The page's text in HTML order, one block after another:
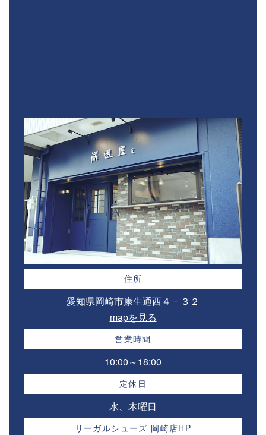
住所
愛知県岡崎市康生通西４－３２⁣
mapを見る
営業時間
10:00～18:00⁣
定休日
水、木曜日
リーガルシューズ 岡崎店HP